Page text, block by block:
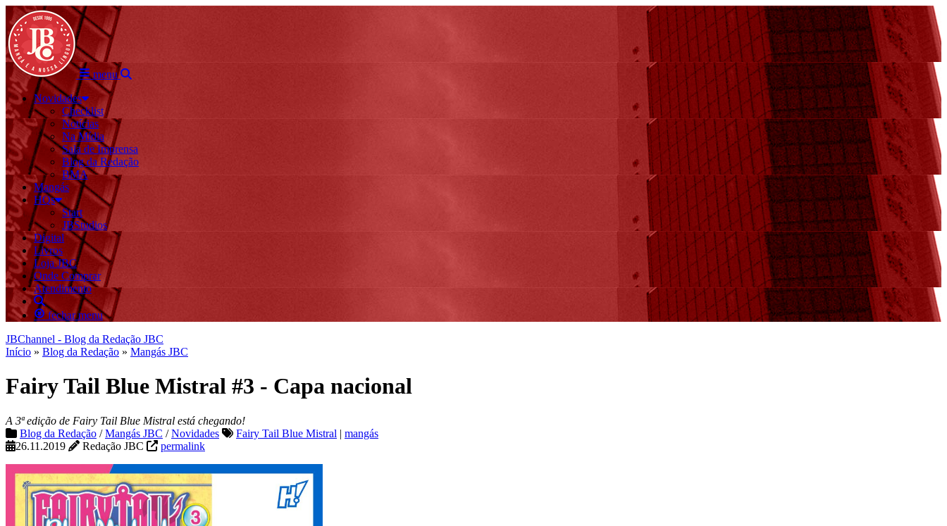
menu
Novidades
Checklist
Notícias
Na Mídia
Sala de Imprensa
Blog da Redação
BMA
Mangás
HQs
Start
JBStudios
Digital
Livros
Loja JBC
Onde Comprar
Atendimento
fechar menu
JBChannel - Blog da Redação JBC
Início » Blog da Redação » Mangás JBC
Fairy Tail Blue Mistral #3 - Capa nacional
A 3ª edição de Fairy Tail Blue Mistral está chegando!
Blog da Redação /Mangás JBC /Novidades Fairy Tail Blue Mistral | mangás
26.11.2019
Redação JBC permalink